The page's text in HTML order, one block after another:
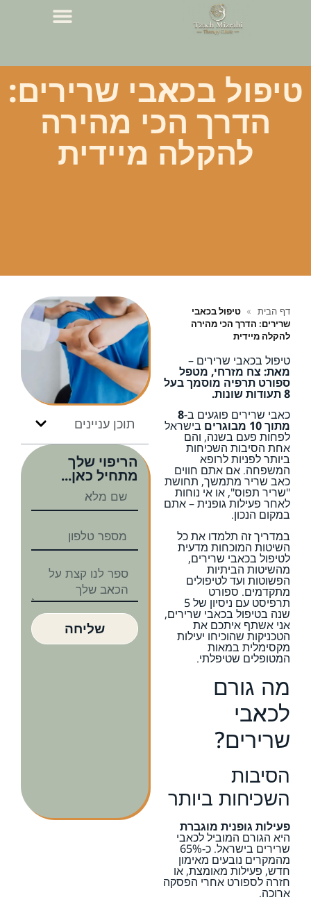
טיפול בכאבי שרירים:
הדרך הכי מהירה
להקלה מיידית
דף הבית » טיפול בכאבי
שרירים: הדרך הכי מהירה
להקלה מיידית
טיפול בכאבי שרירים –
מאת: צח מזרחי, מטפל
ספורט תרפיה מוסמך בעל
8 תעודות שונות.
כאבי שרירים פוגעים ב-8
מתוך 10 מבוגרים בישראל
לפחות פעם בשנה, והם
אחת הסיבות השכיחות
ביותר לפניות לרופא
המשפחה. אם אתם חווים
כאב שריר מתמשך, תחושת
"שריר תפוס", או אי נוחות
לאחר פעילות גופנית – אתם
במקום הנכון.
במדריך זה תלמדו את כל
השיטות המוכחות מדעית
לטיפול בכאבי שרירים,
מהשיטות הביתיות
הפשוטות ועד לטיפולים
מתקדמים. ספורט
תרפיסט עם ניסיון של 5
שנה בטיפול בכאבי שרירים,
אני אשתף איתכם את
הטכניקות שהוכיחו יעילות
מקסימלית במאות
המטופלים שטיפלתי.
מה גורם
לכאבי
שרירים?
הסיבות
השכיחות ביותר
פעילות גופנית מוגברת
היא הגורם המוביל לכאבי
שרירים בישראל. כ-65%
מהמקרים נובעים מאימון
חדש, פעילות מאומצת, או
חזרה לספורט אחרי הפסקה
ארוכה.
תוכן עניינים
הריפוי שלך
מתחיל כאן...
שליחה